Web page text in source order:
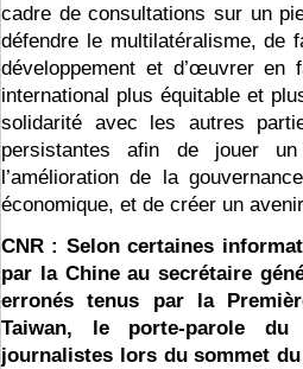
cadre de consultations sur un
défendre le multilatéralisme, de
développement et d’œuvrer en
international plus équitable et
solidarité avec les autres
persistantes afin de jouer
l’amélioration de la
économique, et de créer un
CNR : Selon certaines
par la Chine au secrétaire
erronés tenus par la
Taiwan, le porte-parole du
journalistes lors du sommet